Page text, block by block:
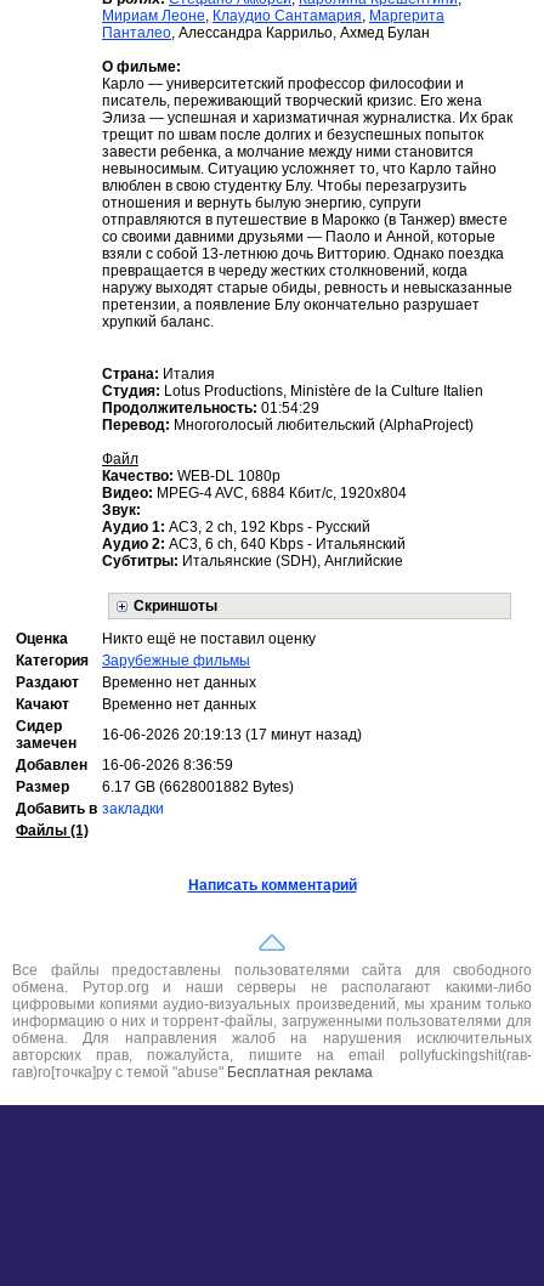
Мириам Леоне, Клаудио Сантамария, Маргерита
Панталео, Алессандра Каррильо, Ахмед Булан
О фильме:
Карло — университетский профессор философии и
писатель, переживающий творческий кризис. Его жена
Элиза — успешная и харизматичная журналистка. Их брак
трещит по швам после долгих и безуспешных попыток
завести ребенка, а молчание между ними становится
невыносимым. Ситуацию усложняет то, что Карло тайно
влюблен в свою студентку Блу. Чтобы перезагрузить
отношения и вернуть былую энергию, супруги
отправляются в путешествие в Марокко (в Танжер) вместе
со своими давними друзьями — Паоло и Анной, которые
взяли с собой 13-летнюю дочь Витторию. Однако поездка
превращается в череду жестких столкновений, когда
наружу выходят старые обиды, ревность и невысказанные
претензии, а появление Блу окончательно разрушает
хрупкий баланс.
Страна: Италия
Студия: Lotus Productions, Ministère de la Culture Italien
Продолжительность: 01:54:29
Перевод: Многоголосый любительский (AlphaProject)
Файл
Качество: WEB-DL 1080p
Видео: MPEG-4 AVC, 6884 Кбит/с, 1920x804
Звук:
Аудио 1: AC3, 2 ch, 192 Kbps - Русский
Аудио 2: AC3, 6 ch, 640 Kbps - Итальянский
Субтитры: Итальянские (SDH), Английские
Скриншоты
Оценка
Никто ещё не поставил оценку
Категория
Зарубежные фильмы
Раздают
Временно нет данных
Качают
Временно нет данных
Сидер
замечен
16-06-2026 20:19:13 (17 минут назад)
Добавлен
16-06-2026 8:36:59
Размер
6.17 GB (6628001882 Bytes)
Добавить в закладки
Файлы (1)
Написать комментарий
Все файлы предоставлены пользователями сайта для свободного
обмена. Рутор.org и наши серверы не располагают какими-либо
цифровыми копиями аудио-визуальных произведений, мы храним только
информацию о них и торрент-файлы, загруженными пользователями для
обмена. Для направления жалоб на нарушения исключительных
авторских прав, пожалуйста, пишите на email pollyfuckingshit(гав-
гав)ro[точка]ру с темой "abuse" Бесплатная реклама